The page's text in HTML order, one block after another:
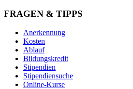
FRAGEN & TIPPS
Anerkennung
Kosten
Ablauf
Bildungskredit
Stipendien
Stipendiensuche
Online-Kurse